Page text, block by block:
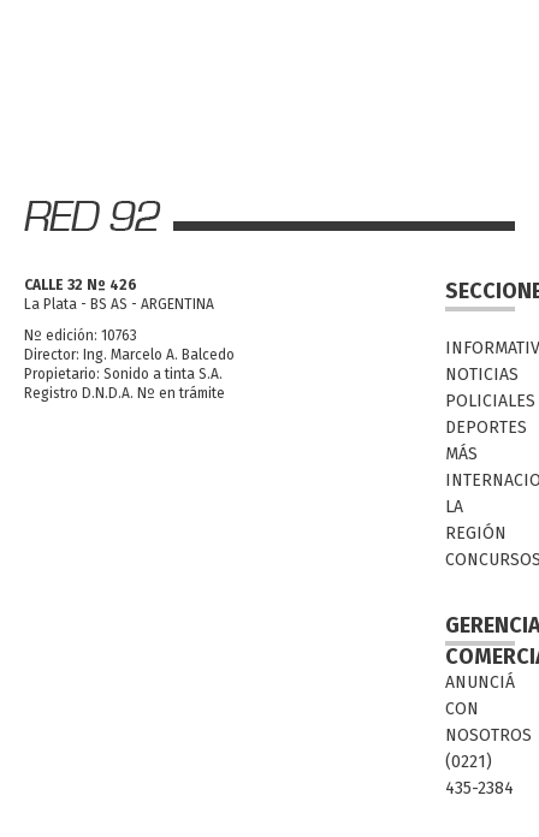
CALLE 32 Nº 426
La Plata - BS AS - ARGENTINA
Nº edición: 10763
Director: Ing. Marcelo A. Balcedo
Propietario: Sonido a tinta S.A.
Registro D.N.D.A. Nº en trámite
NOTICIAS
POLICIALES
DEPORTES
MÁS
LA
REGIÓN
ANUNCIÁ
CON
NOSOTROS
(0221)
435-2384